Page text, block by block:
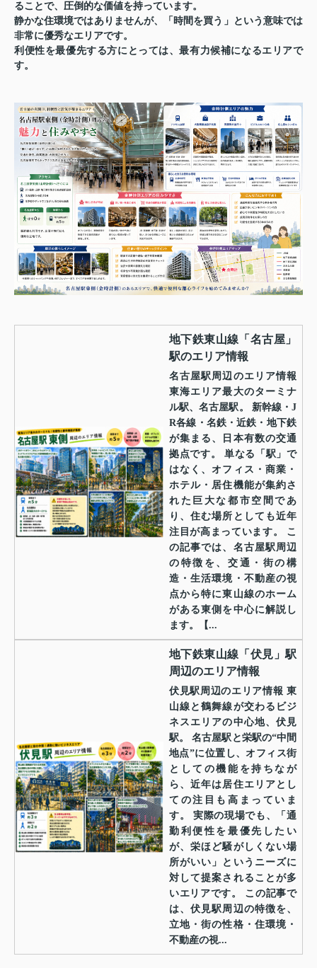
ることで、圧倒的な価値を持っています。
静かな住環境ではありませんが、「時間を買う」という意味では
非常に優秀なエリアです。
利便性を最優先する方にとっては、最有力候補になるエリアで
す。
地下鉄東山線「名古屋」
駅のエリア情報
名古屋駅周辺のエリア情報
東海エリア最大のターミナ
ル駅、名古屋駅。 新幹線・J
R各線・名鉄・近鉄・地下鉄
が集まる、日本有数の交通
拠点です。 単なる「駅」で
はなく、オフィス・商業・
ホテル・居住機能が集約さ
れた巨大な都市空間であ
り、住む場所としても近年
注目が高まっています。 こ
の記事では、名古屋駅周辺
の特徴を、交通・街の構
造・生活環境・不動産の視
点から特に東山線のホーム
がある東側を中心に解説し
ます。【...
地下鉄東山線「伏見」駅
周辺のエリア情報
伏見駅周辺のエリア情報 東
山線と鶴舞線が交わるビジ
ネスエリアの中心地、伏見
駅。 名古屋駅と栄駅の“中間
地点”に位置し、オフィス街
としての機能を持ちなが
ら、近年は居住エリアとし
ての注目も高まっていま
す。 実際の現場でも、「通
勤利便性を最優先したい
が、栄ほど騒がしくない場
所がいい」というニーズに
対して提案されることが多
いエリアです。 この記事で
は、伏見駅周辺の特徴を、
立地・街の性格・住環境・
不動産の視...